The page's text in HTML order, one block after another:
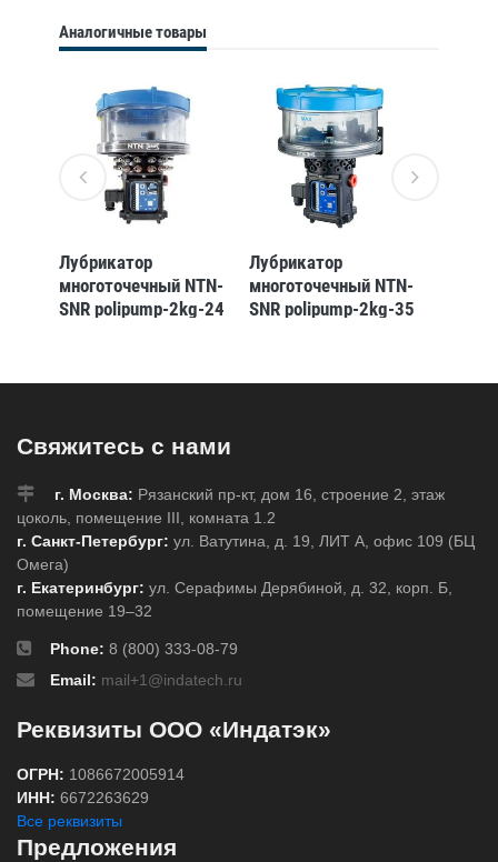
Аналогичные товары
Лубрикатор
многоточечный NTN-
SNR polipump-2kg-24
(3413521311529)
Лубрикатор
многоточечный NTN-
SNR polipump-2kg-35
(3413521311499)
Свяжитесь с нами
г. Москва: Рязанский пр-кт, дом 16, строение 2, этаж
цоколь, помещение III, комната 1.2
г. Санкт-Петербург: ул. Ватутина, д. 19, ЛИТ А, офис 109 (БЦ
Омега)
г. Екатеринбург: ул. Серафимы Дерябиной, д. 32, корп. Б,
помещение 19–32
Phone: 8 (800) 333-08-79
Email: mail+1@indatech.ru
Реквизиты ООО «Индатэк»
ОГРН: 1086672005914
ИНН: 6672263629
Все реквизиты
Предложения